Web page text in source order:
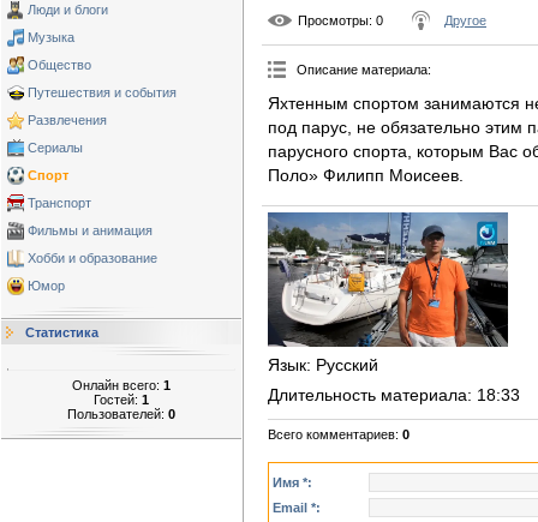
Люди и блоги
Музыка
Общество
Путешествия и события
Развлечения
Сериалы
Спорт
Транспорт
Фильмы и анимация
Хобби и образование
Юмор
Статистика
Онлайн всего: 1
Гостей: 1
Пользователей: 0
Просмотры: 0 Другое
Описание материала:
Яхтенным спортом занимаются
под парус, не обязательно этим
парусного спорта, которым Вас
Поло» Филипп Моисеев.
Язык: Русский
Длительность материала: 18:33
Всего комментариев: 0
Имя *:
Email *: